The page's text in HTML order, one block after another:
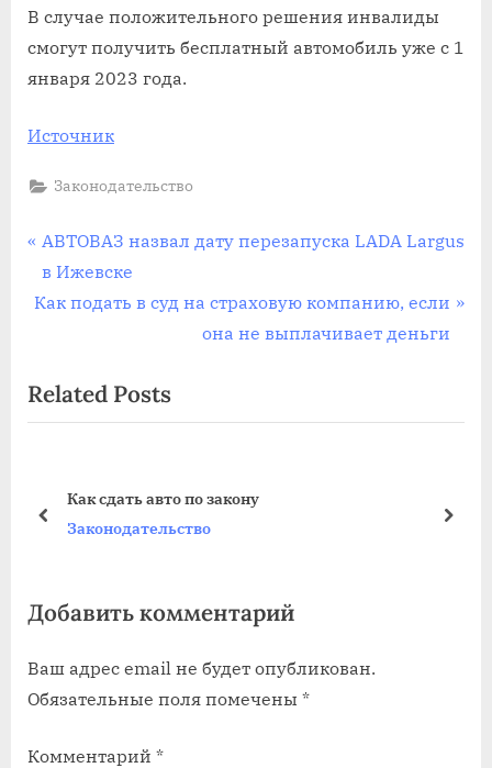
В случае положительного решения инвалиды
смогут получить бесплатный автомобиль уже с 1
января 2023 года.
Источник
Законодательство
Навигация
по
P
r
e
o
u
o
:
АВТОВАЗ назвал дату перезапуска LADA Largus
в Ижевске
N
t
P
t
Как подать в суд на страховую компанию, если
она не выплачивает деньги
Related Posts
Как сдать авто по закону
Законодательство
prev next
Добавить комментарий
Ваш адрес email не будет опубликован.
Обязательные поля помечены *
Комментарий *